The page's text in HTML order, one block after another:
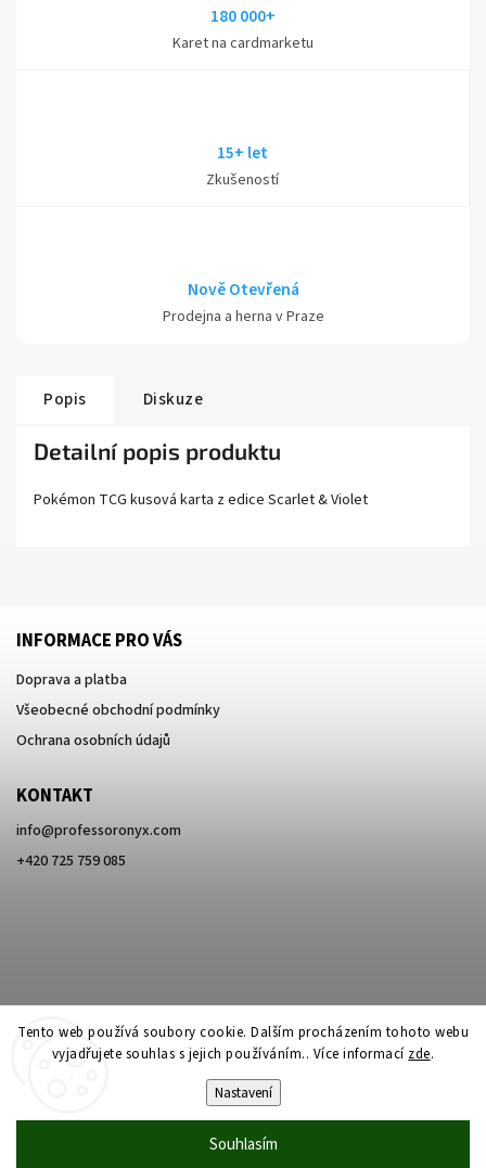
Tento web používá soubory cookie. Dalším procházením tohoto webu
vyjadřujete souhlas s jejich používáním.. Více informací zde.
Nastavení
Souhlasím
180 000+
Karet na cardmarketu
15+ let
Zkušeností
Nově Otevřená
Prodejna a herna v Praze
Popis Diskuze
Detailní popis produktu
Pokémon TCG kusová karta z edice Scarlet& Violet
INFORMACE PRO VÁS
Doprava a platba
Všeobecné obchodní podmínky
Ochrana osobních údajů
KONTAKT
info@professoronyx.com
+420 725 759 085
Professor Onyx. Všechna práva vyhrazena.